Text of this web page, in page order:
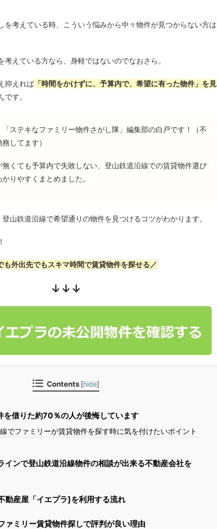
を考えている時、こういう悩みから中々物件が見つからない方は
えている方なら、身軽ではないのでなおさら。
抑えれば 「時間をかけずに、予算内で、希望に有った物件」を見
です。
「ステキなファミリー物件さがし隊」編集部の白戸です！（不
してます）
くても予算内で失敗しない、登山鉄道沿線での賃貸物件選び
りやすくまとめました。
山鉄道沿線で希望通りの物件を見つけるコツがわかります。
も外出先でもスキマ時間で賃貸物件を探せる／
↓↓↓
Contents [hide]
を借りた約70％の人が後悔しています
でファミリーが賃貸物件を探す時に気を付けたいポイント
インで登山鉄道沿線物件の相談が出来る不動産会社を
動産屋「イエプラ]を利用する流れ
ァミリー賃貸物件探しで評判が良い理由